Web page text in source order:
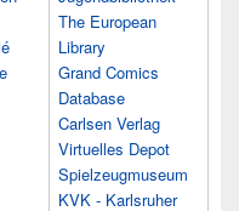
The European
Library
Grand Comics
Database
Carlsen Verlag
Virtuelles Depot
Spielzeugmuseum
KVK - Karlsruher